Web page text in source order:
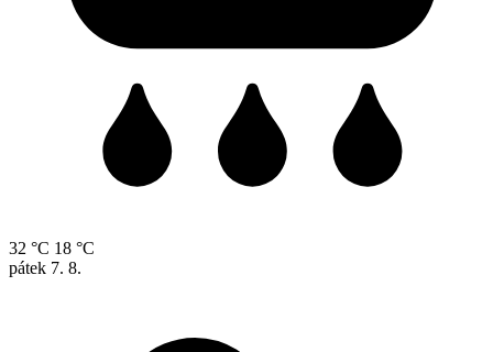
32 °C 18 °C
pátek 7. 8.